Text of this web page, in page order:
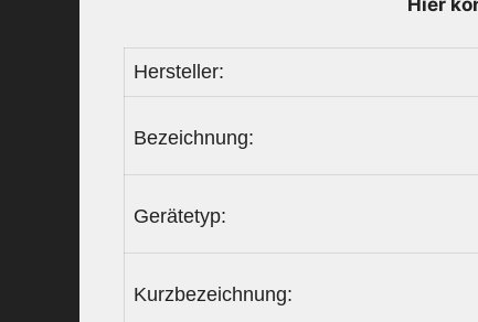
Hier
Hersteller:
Bezeichnung:
Gerätetyp:
Kurzbezeichnung: